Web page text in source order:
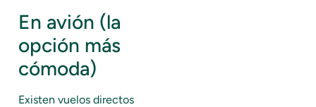
En avión (la
opción más
cómoda)
Existen vuelos directos